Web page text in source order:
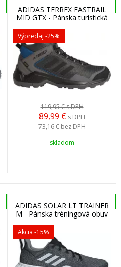
ADIDAS TERREX EASTRAIL
MID GTX - Pánska turistická
Výpredaj -25%
119,95 €s DPH
89,99 € s DPH
73,16 € bez DPH
skladom
ADIDAS SOLAR LT TRAINER
M - Pánska tréningová obuv
Akcia -15%